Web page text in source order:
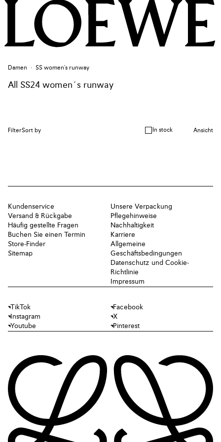
Damen SS women's runway
All SS24 women´s runway
FilterSort by In stock Ansicht
Kundenservice
Versand & Rückgabe
Häufig gestellte Fragen
Buchen Sie einen Termin
Store-Finder
Sitemap
Unsere Verpackung
Pflegehinweise
Nachhaltigkeit
Karriere
Allgemeine
Geschäftsbedingungen
Datenschutz und Cookie-
Richtlinie
Impressum
TikTok
Facebook
Instagram
X
Youtube
Pinterest